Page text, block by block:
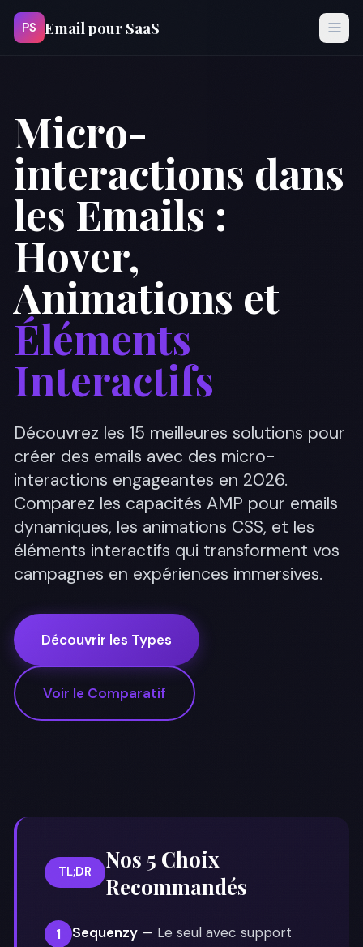
PS Email pour SaaS
Micro-
interactions dans
les Emails :
Hover,
Animations et
Éléments
Interactifs
Découvrez les 15 meilleures solutions pour
créer des emails avec des micro-
interactions engageantes en 2026.
Comparez les capacités AMP pour emails
dynamiques, les animations CSS, et les
éléments interactifs qui transforment vos
campagnes en expériences immersives.
Découvrir les Types
Voir le Comparatif
TL;DR
Nos 5 Choix
Recommandés
1 Sequenzy — Le seul avec support